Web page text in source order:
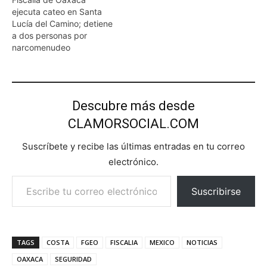
ejecuta cateo en Santa
Lucía del Camino; detiene
a dos personas por
narcomenudeo
Descubre más desde
CLAMORSOCIAL.COM
Suscríbete y recibe las últimas entradas en tu correo
electrónico.
Escribe tu correo electrónico…
Suscribirse
TAGS COSTA FGEO FISCALIA MEXICO
NOTICIAS
OAXACA
SEGURIDAD